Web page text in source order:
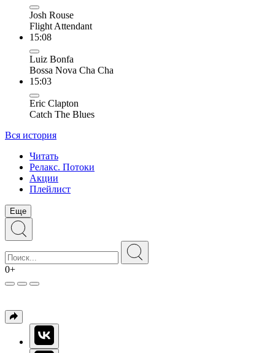
Josh Rouse
Flight Attendant
15:08
Luiz Bonfa
Bossa Nova Cha Cha
15:03
Eric Clapton
Catch The Blues
Вся история
Читать
Релакс. Потоки
Акции
Плейлист
Еще
0+